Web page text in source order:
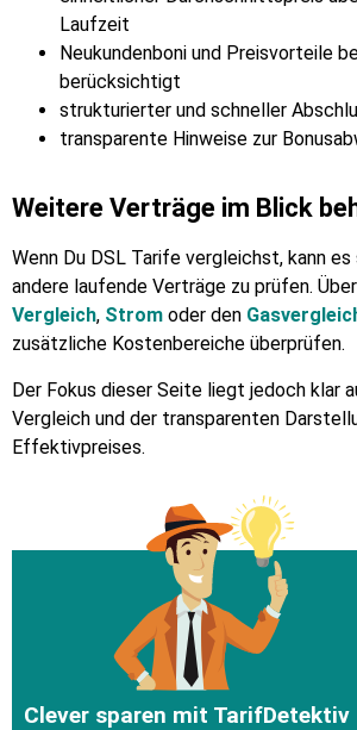
Laufzeit
Neukundenboni und Preisvorteile
berücksichtigt
strukturierter und schneller
transparente Hinweise zur
Weitere Verträge im Blick
Wenn Du DSL Tarife vergleichst, kann es
andere laufende Verträge zu prüfen.
Vergleich, Strom oder den
zusätzliche Kostenbereiche überprüfen.
Der Fokus dieser Seite liegt jedoch klar
Vergleich und der transparenten
Effektivpreises.
Clever sparen mit TarifDetektiv